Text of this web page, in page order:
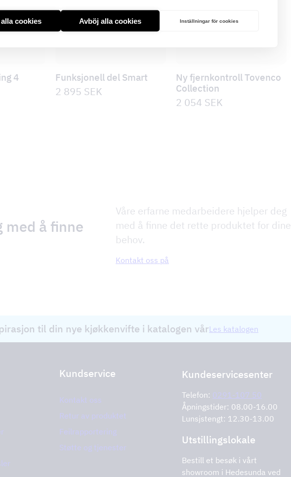
cookies Avböj alla cookies Inställningar för cookies
4
Funksjonell del Smart
2 895 SEK
Ny fjernkontroll Tovenco
Collection
2 054 SEK
med å finne
Våre erfarne medarbeidere hjelper deg
med å finne det rette produktet for dine
behov.
Kontakt oss på
til din nye kjøkkenvifte i katalogen vårLes katalogen
Kundservice
Kontakt oss
Retur av produktet
Feilrapportering
Støtte og tjenester
Kundeservicesenter
Telefon: 0291-107 50
Åpningstider: 08.00-16.00
Lunsjstengt: 12.30-13.00
Utstillingslokale
Bestill et besøk i vårt
showroom i Hedesunda ved